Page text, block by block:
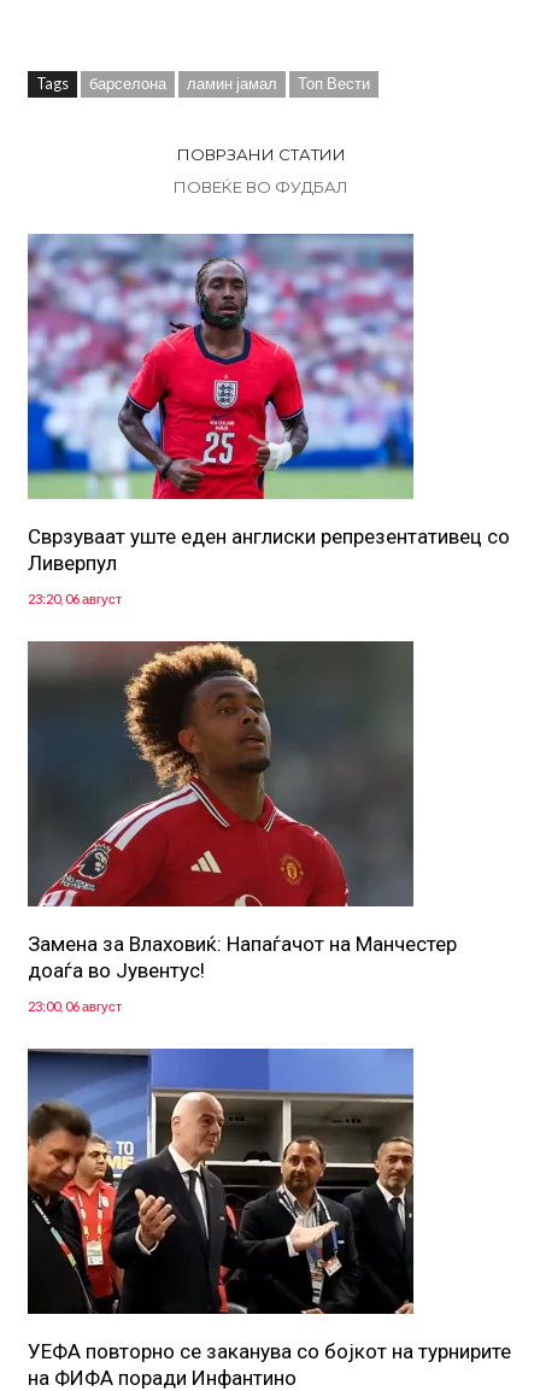
Tags барселона ламин јамал Топ Вести
ПОВРЗАНИ СТАТИИ
ПОВЕЌЕ ВО ФУДБАЛ
Сврзуваат уште еден англиски репрезентативец со
Ливерпул
23:20, 06 август
Замена за Влаховиќ: Напаѓачот на Манчестер
доаѓа во Јувентус!
23:00, 06 август
УЕФА повторно се заканува со бојкот на турнирите
на ФИФА поради Инфантино